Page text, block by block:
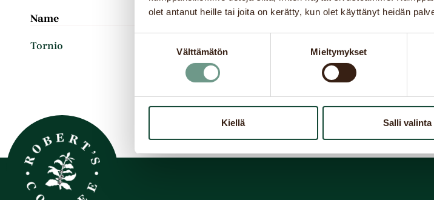
olet antanut heille tai joita on kerätty, kun olet käyttänyt heidän
Välttämätön Mieltymykset
Kiellä Salli valinta
Name Address Tel
Tornio
Tornio95400